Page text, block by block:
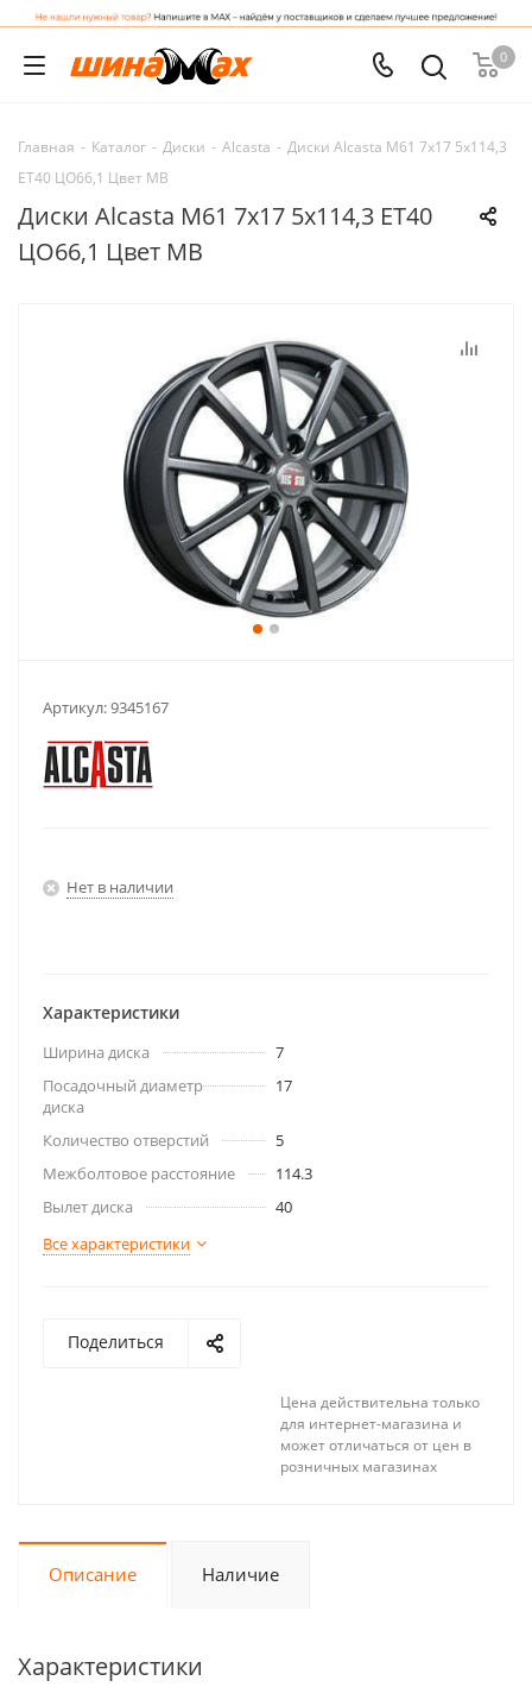
0
Главная - Каталог - Диски - Alcasta - Диски Alcasta M61 7x17 5x114,3
ET40 ЦО66,1 Цвет MB
Диски Alcasta M61 7x17 5x114,3 ET40
ЦО66,1 Цвет MB
Артикул:9345167
Нет в наличии
Характеристики
Ширина диска
7
Посадочный диаметр
диска
17
Количество отверстий
5
Межболтовое расстояние
114.3
Вылет диска
40
Все характеристики
Поделиться
Цена действительна только
для интернет-магазина и
может отличаться от цен в
розничных магазинах
Описание Наличие
Характеристики